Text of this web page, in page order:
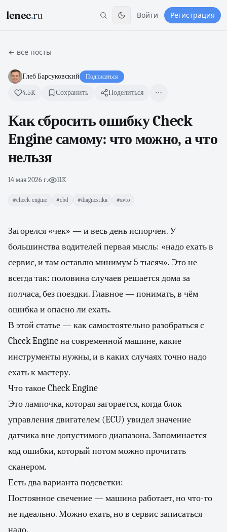
lenec.ru Войти Регистрация
← все посты
Глеб Барсуковский Подписаться
4.5K Сохранить Поделиться
Как сбросить ошибку Check
Engine самому: что можно, а что
нельзя
14 мая 2026 г.· 11K
#check-engine #obd #diagnostika #avto
Загорелся «чек» — и весь день испорчен. У
большинства водителей первая мысль: «надо ехать в
сервис, и там оставлю минимум 5 тысяч». Это не
всегда так: половина случаев решается дома за
полчаса, без поездки. Главное — понимать, в чём
ошибка и опасно ли ехать.
В этой статье — как самостоятельно разобраться с
Check Engine на современной машине, какие
инструменты нужны, и в каких случаях точно надо
ехать к мастеру.
Что такое Check Engine
Это лампочка, которая загорается, когда блок
управления двигателем (ECU) увидел значение
датчика вне допустимого диапазона. Запоминается
код ошибки, который потом можно прочитать
сканером.
Есть два варианта подсветки:
Постоянное свечение — машина работает, но что-то
не идеально. Можно ехать, но в сервис записаться
надо.